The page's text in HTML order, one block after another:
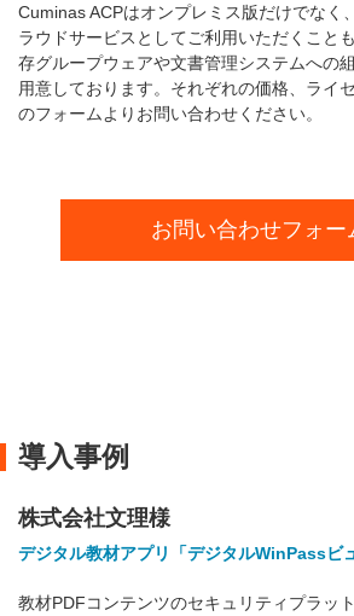
Cuminas ACPはオンプレミス版だけでなく
ラウドサービスとしてご利用いただくこと
存グループウェアや文書管理システムへの
用意しております。それぞれの価格、ライ
のフォームよりお問い合わせください。
お問い合わせフォー
導入事例
株式会社文理様
デジタル教材アプリ「デジタルWinPassビ
教材PDFコンテンツのセキュリティプラッ